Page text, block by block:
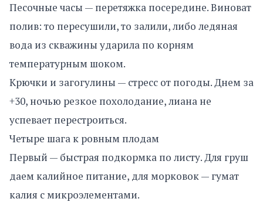
Песочные часы — перетяжка посередине. Виноват
полив: то пересушили, то залили, либо ледяная
вода из скважины ударила по корням
температурным шоком.
Крючки и загогулины — стресс от погоды. Днем за
+30, ночью резкое похолодание, лиана не
успевает перестроиться.
Четыре шага к ровным плодам
Первый — быстрая подкормка по листу. Для груш
даем калийное питание, для морковок — гумат
калия с микроэлементами.